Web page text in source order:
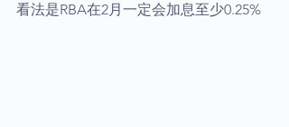
看法是RBA在2月一定会加息至少0.25%